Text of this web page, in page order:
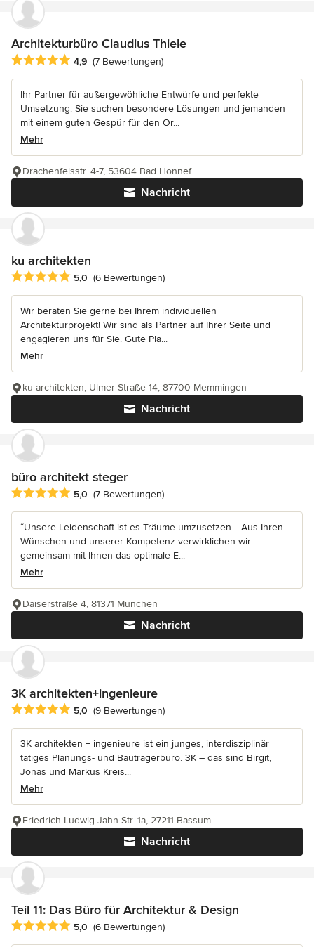
Architekturbüro Claudius Thiele
Durchschnittliche Bewertung: 4.9 von 5 Sternen
4,9 (7 Bewertungen)
Ihr Partner für außergewöhliche Entwürfe und perfekte
Umsetzung. Sie suchen besondere Lösungen und jemanden
mit einem guten Gespür für den Or...
Mehr
Nachricht
Drachenfelsstr. 4-7, 53604 Bad Honnef
ku architekten
Durchschnittliche Bewertung: 5 von 5 Sternen
5,0 (6 Bewertungen)
Wir beraten Sie gerne bei Ihrem individuellen
Architekturprojekt! Wir sind als Partner auf Ihrer Seite und
engagieren uns für Sie. Gute Pla...
Mehr
Nachricht
ku architekten, Ulmer Straße 14, 87700 Memmingen
büro architekt steger
Durchschnittliche Bewertung: 5 von 5 Sternen
5,0 (7 Bewertungen)
“Unsere Leidenschaft ist es Träume umzusetzen… Aus Ihren
Wünschen und unserer Kompetenz verwirklichen wir
gemeinsam mit Ihnen das optimale E...
Mehr
Nachricht
Daiserstraße 4, 81371 München
3K architekten+ingenieure
Durchschnittliche Bewertung: 5 von 5 Sternen
5,0 (9 Bewertungen)
3K architekten + ingenieure ist ein junges, interdisziplinär
tätiges Planungs- und Bauträgerbüro. 3K – das sind Birgit,
Jonas und Markus Kreis...
Mehr
Nachricht
Friedrich Ludwig Jahn Str. 1a, 27211 Bassum
Teil 11: Das Büro für Architektur & Design
Durchschnittliche Bewertung: 5 von 5 Sternen
5,0 (6 Bewertungen)